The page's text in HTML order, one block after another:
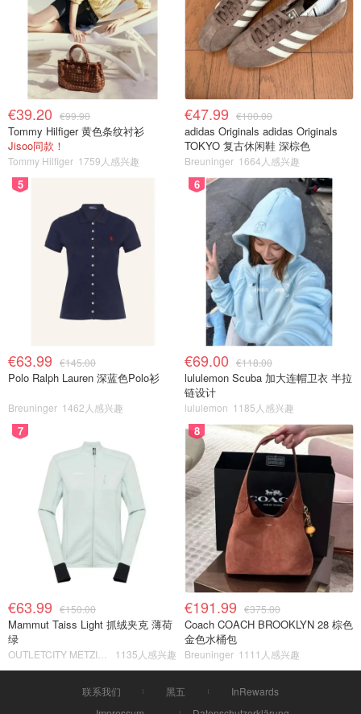
€39.20 €99.90
Tommy Hilfiger 黄色条纹衬衫
Jisoo同款！
Tommy Hilfiger 1759人感兴趣
€47.99 €100.00
adidas Originals adidas Originals
TOKYO 复古休闲鞋 深棕色
Breuninger 1664人感兴趣
5
€63.99 €145.00
Polo Ralph Lauren 深蓝色Polo衫
Breuninger 1462人感兴趣
6
€69.00 €118.00
lululemon Scuba 加大连帽卫衣 半拉
链设计
lululemon 1185人感兴趣
7
€63.99 €150.00
Mammut Taiss Light 抓绒夹克 薄荷
绿
OUTLETCITY METZINGEN 1135人感兴趣
8
€191.99 €375.00
Coach COACH BROOKLYN 28 棕色
金色水桶包
Breuninger 1111人感兴趣
联系我们 黑五
InRewards